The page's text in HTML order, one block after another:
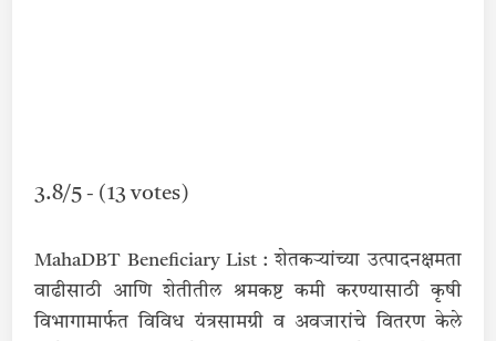
3.8/5 - (13 votes)
MahaDBT Beneficiary List : शेतकऱ्यांच्या उत्पादनक्षमता
वाढीसाठी आणि शेतीतील श्रमकष्ट कमी करण्यासाठी कृषी
विभागामार्फत विविध यंत्रसामग्री व अवजारांचे वितरण केले